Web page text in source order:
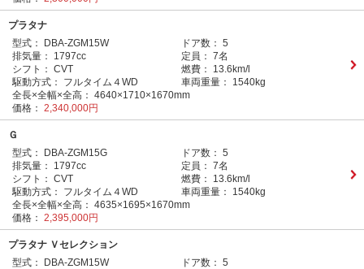
プラタナ
型式：
DBA-ZGM15W ドア数： 5
排気量：
1797cc 定員： 7名
シフト： CVT 燃費：
13.6km/l
駆動方式：
フルタイム４WD 車両重量：
1540kg
全長×全幅×全高： 4640×1710×1670mm
価格： 2,340,000円
Ｇ
型式：
DBA-ZGM15G ドア数： 5
排気量：
1797cc 定員： 7名
シフト： CVT 燃費：
13.6km/l
駆動方式：
フルタイム４WD 車両重量：
1540kg
全長×全幅×全高： 4635×1695×1670mm
価格： 2,395,000円
プラタナ Ｖセレクション
型式：
DBA-ZGM15W ドア数： 5